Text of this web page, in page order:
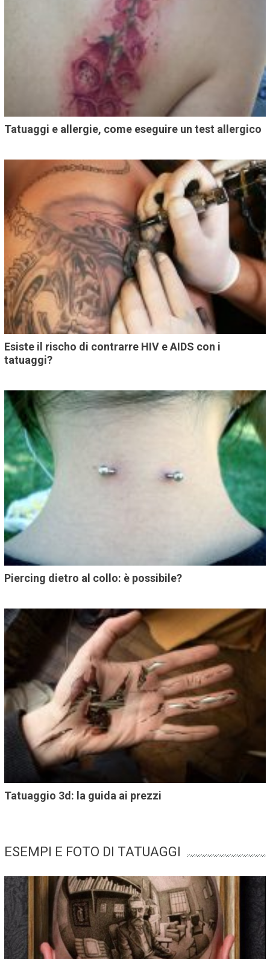
Tatuaggi e allergie, come eseguire un test allergico
Esiste il rischo di contrarre HIV e AIDS con i
tatuaggi?
Piercing dietro al collo: è possibile?
Tatuaggio 3d: la guida ai prezzi
ESEMPI E FOTO DI TATUAGGI